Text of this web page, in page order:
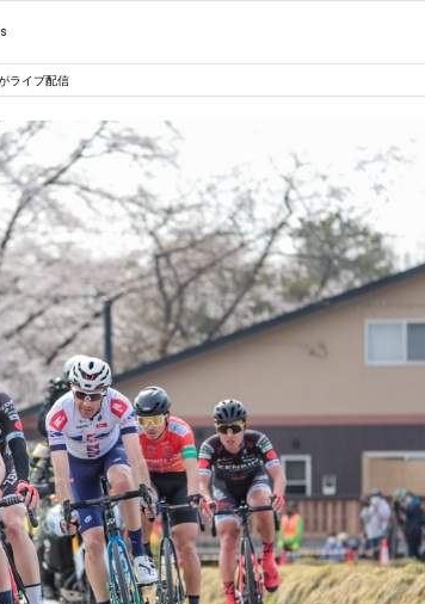
ライブ配信